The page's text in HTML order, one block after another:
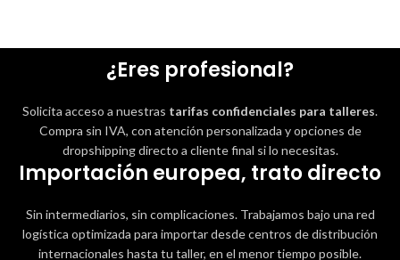
¿Eres profesional?
Solicita acceso a nuestras tarifas confidenciales para talleres.
Compra sin IVA, con atención personalizada y opciones de
dropshipping directo a cliente final si lo necesitas.
Importación europea, trato directo
Sin intermediarios, sin complicaciones. Trabajamos bajo una red
logística optimizada para importar desde centros de distribución
internacionales hasta tu taller, en el menor tiempo posible.